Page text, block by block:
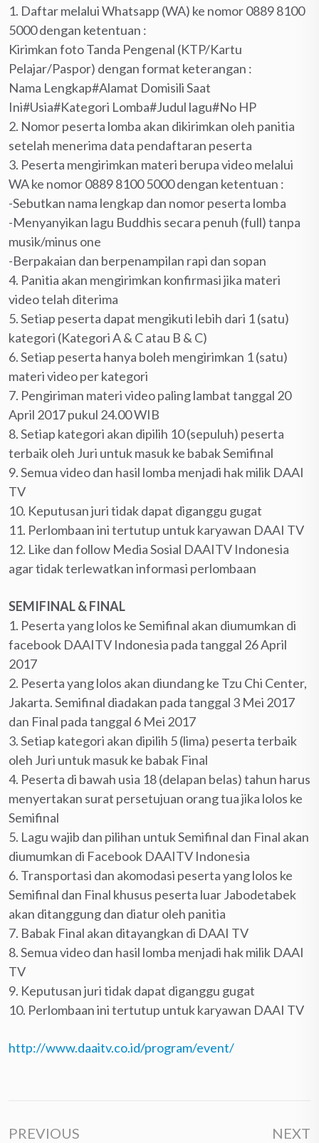
1. Daftar melalui Whatsapp (WA) ke nomor 0889 8100
5000 dengan ketentuan :
Kirimkan foto Tanda Pengenal (KTP/Kartu
Pelajar/Paspor) dengan format keterangan :
Nama Lengkap#Alamat Domisili Saat
Ini#Usia#Kategori Lomba#Judul lagu#No HP
2. Nomor peserta lomba akan dikirimkan oleh panitia
setelah menerima data pendaftaran peserta
3. Peserta mengirimkan materi berupa video melalui
WA ke nomor 0889 8100 5000 dengan ketentuan :
-Sebutkan nama lengkap dan nomor peserta lomba
-Menyanyikan lagu Buddhis secara penuh (full) tanpa
musik/minus one
-Berpakaian dan berpenampilan rapi dan sopan
4. Panitia akan mengirimkan konfirmasi jika materi
video telah diterima
5. Setiap peserta dapat mengikuti lebih dari 1 (satu)
kategori (Kategori A & C atau B & C)
6. Setiap peserta hanya boleh mengirimkan 1 (satu)
materi video per kategori
7. Pengiriman materi video paling lambat tanggal 20
April 2017 pukul 24.00 WIB
8. Setiap kategori akan dipilih 10 (sepuluh) peserta
terbaik oleh Juri untuk masuk ke babak Semifinal
9. Semua video dan hasil lomba menjadi hak milik DAAI
TV
10. Keputusan juri tidak dapat diganggu gugat
11. Perlombaan ini tertutup untuk karyawan DAAI TV
12. Like dan follow Media Sosial DAAITV Indonesia
agar tidak terlewatkan informasi perlombaan
SEMIFINAL & FINAL
1. Peserta yang lolos ke Semifinal akan diumumkan di
facebook DAAITV Indonesia pada tanggal 26 April
2017
2. Peserta yang lolos akan diundang ke Tzu Chi Center,
Jakarta. Semifinal diadakan pada tanggal 3 Mei 2017
dan Final pada tanggal 6 Mei 2017
3. Setiap kategori akan dipilih 5 (lima) peserta terbaik
oleh Juri untuk masuk ke babak Final
4. Peserta di bawah usia 18 (delapan belas) tahun harus
menyertakan surat persetujuan orang tua jika lolos ke
Semifinal
5. Lagu wajib dan pilihan untuk Semifinal dan Final akan
diumumkan di Facebook DAAITV Indonesia
6. Transportasi dan akomodasi peserta yang lolos ke
Semifinal dan Final khusus peserta luar Jabodetabek
akan ditanggung dan diatur oleh panitia
7. Babak Final akan ditayangkan di DAAI TV
8. Semua video dan hasil lomba menjadi hak milik DAAI
TV
9. Keputusan juri tidak dapat diganggu gugat
10. Perlombaan ini tertutup untuk karyawan DAAI TV
http://www.daaitv.co.id/program/event/
PREVIOUS NEXT